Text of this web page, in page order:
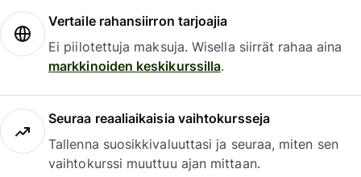
Vertaile rahansiirron tarjoajia
Ei piilotettuja maksuja. Wisella siirrät rahaa aina
markkinoiden keskikurssilla.
Seuraa reaaliaikaisia vaihtokursseja
Tallenna suosikkivaluuttasi ja seuraa, miten sen
vaihtokurssi muuttuu ajan mittaan.